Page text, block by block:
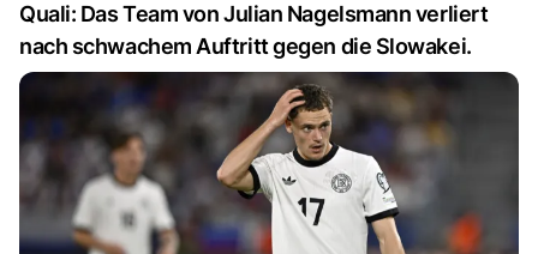
Quali: Das Team von Julian Nagelsmann verliert
nach schwachem Auftritt gegen die Slowakei.